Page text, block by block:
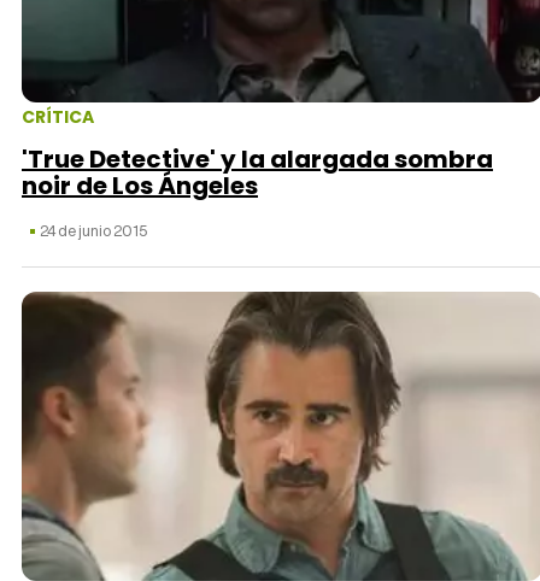
CRÍTICA
'True Detective' y la alargada sombra
noir de Los Ángeles
24 de junio 2015